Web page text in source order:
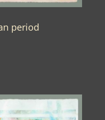
period